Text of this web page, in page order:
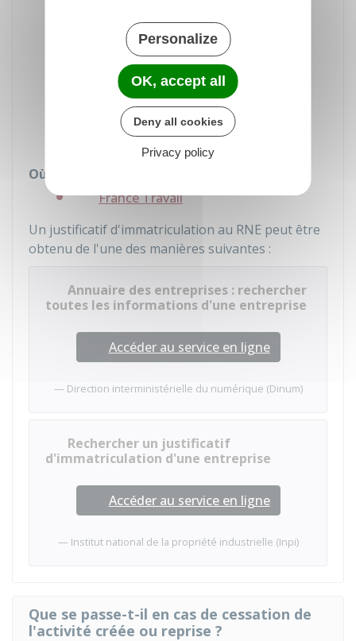
d'une entreprise dans le cadre du
dispositif Acre. Il peut s'agir d'un
justificatif d'immatriculation au registre
national des entreprises (RNE) ou d'un
extrait K ou K-bissi l'entreprise exerce
une activité commerciale
Où s'adresser ?
France Travail
Un justificatif d'immatriculation au RNE peut être
obtenu de l'une des manières suivantes :
Annuaire des entreprises : rechercher
toutes les informations d'une entreprise
Accéder au service en ligne
Direction interministérielle du numérique (Dinum)
Rechercher un justificatif
d'immatriculation d'une entreprise
Accéder au service en ligne
Institut national de la propriété industrielle (Inpi)
Que se passe-t-il en cas de cessation de
l'activité créée ou reprise ?
Personalize
OK, accept all
Deny all cookies
Privacy policy